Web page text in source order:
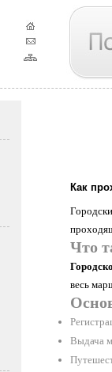
Как
Что
весь
Выдача